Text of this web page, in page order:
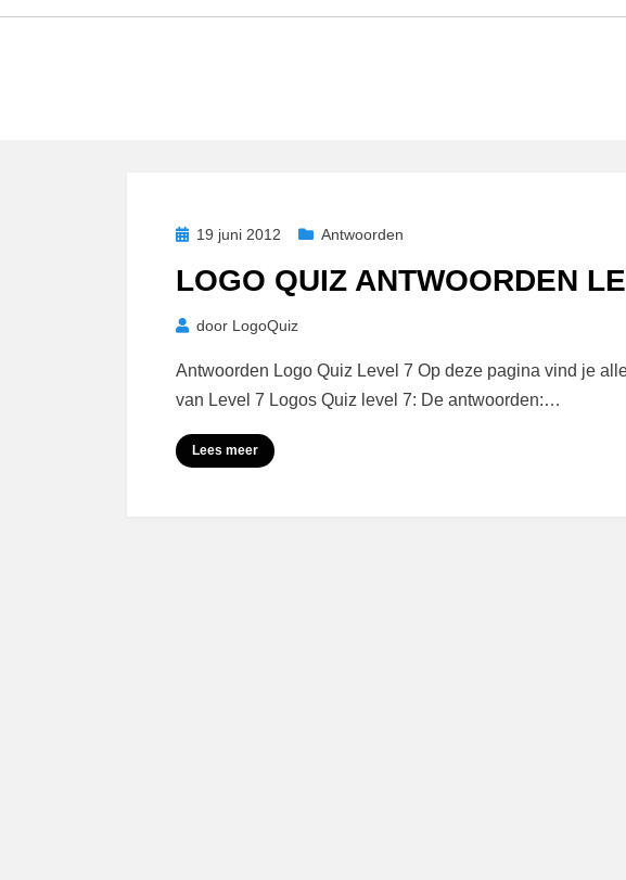
Geplaatst
19 juni 2012 Antwoorden
LOGO QUIZ ANTWOORDEN
door LogoQuiz
Antwoorden Logo Quiz Level 7 Op deze pagina vind je
van Level 7 Logos Quiz level 7: De antwoorden:…
Lees meer